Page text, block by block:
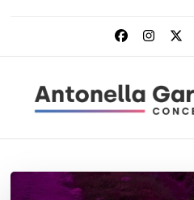
Antonella